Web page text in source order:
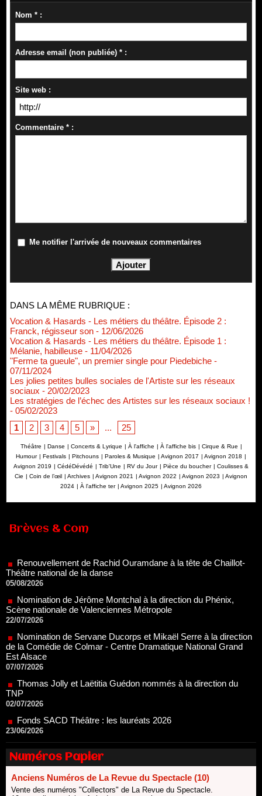
Nom * :
Adresse email (non publiée) * :
Site web :
Commentaire * :
Me notifier l'arrivée de nouveaux commentaires
DANS LA MÊME RUBRIQUE :
Vocation & Hasards - Les métiers du théâtre. Épisode 2 :
Franck, régisseur son - 12/06/2026
Vocation & Hasards - Les métiers du théâtre. Épisode 1 :
Mélanie, habilleuse - 11/04/2026
"Ferme ta gueule", un premier single pour Piedebiche -
07/11/2024
Les jolies petites bulles sociales de l'Artiste sur les réseaux
sociaux - 20/02/2023
Les stratégies de l’échec des Artistes sur les réseaux sociaux !
- 05/02/2023
1
2 3 4 5 » ... 25
Théâtre | Danse | Concerts & Lyrique | À l'affiche | À l'affiche bis | Cirque & Rue |
Humour | Festivals | Pitchouns | Paroles & Musique | Avignon 2017 | Avignon 2018 |
Avignon 2019 | CédéDévédé | Trib'Une | RV du Jour | Pièce du boucher | Coulisses &
Cie | Coin de l’œil | Archives | Avignon 2021 | Avignon 2022 | Avignon 2023 | Avignon
2024 | À l'affiche ter | Avignon 2025 | Avignon 2026
Brèves & Com
Renouvellement de Rachid Ouramdane à la tête de Chaillot-
Nomination de Jérôme Montchal à la direction du Phénix,
Scène nationale de Valenciennes Métropole
Nomination de Servane Ducorps et Mikaël Serre à la direction
de la Comédie de Colmar - Centre Dramatique National Grand
Est Alsace
07/07/2026
Thomas Jolly et Laëtitia Guédon nommés à la direction du
TNP
Fonds SACD Théâtre : les lauréats 2026
23/06/2026
Dispositif ARTCENA Écrire pour le cirque, les lauréats 2026 !
20/06/2026
Le palmarès des prix SACD 2026
18/06/2026
SACD
13/06/2026
Numéros Papier
Anciens Numéros de La Revue du Spectacle (10)
Vente des numéros "Collectors" de La Revue du Spectacle.